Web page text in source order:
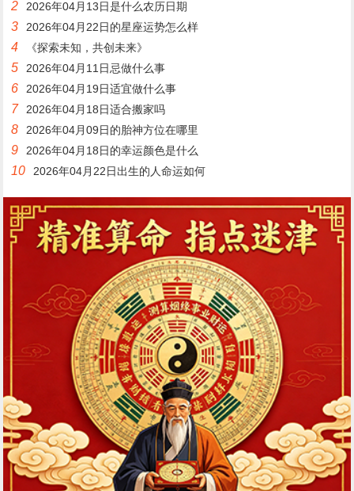
2 2026年04月13日是什么农历日期
3 2026年04月22日的星座运势怎么样
4 《探索未知，共创未来》
5 2026年04月11日忌做什么事
6 2026年04月19日适宜做什么事
7 2026年04月18日适合搬家吗
8 2026年04月09日的胎神方位在哪里
9 2026年04月18日的幸运颜色是什么
10 2026年04月22日出生的人命运如何